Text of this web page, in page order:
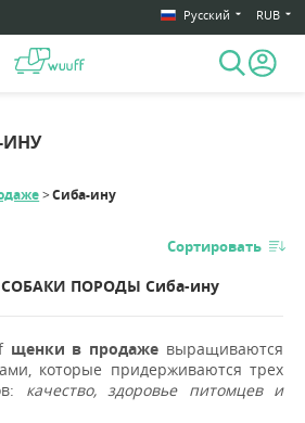
Русский RUB
ИНУ
Сиба-ину
Сортировать
ПОРОДЫ Сиба-ину
щенки в продаже выращиваются
которые придерживаются трех
качество, здоровье питомцев и